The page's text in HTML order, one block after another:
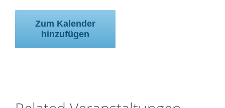
Zum Kalender
hinzufügen